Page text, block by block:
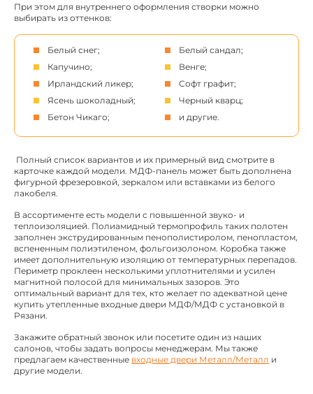
При этом для внутреннего оформления створки можно
выбирать из оттенков:
Белый снег;
Капучино;
Ирландский ликер;
Ясень шоколадный;
Бетон Чикаго;
Белый сандал;
Венге;
Софт графит;
Черный кварц;
и другие.
Полный список вариантов и их примерный вид смотрите в
карточке каждой модели. МДФ-панель может быть дополнена
фигурной фрезеровкой, зеркалом или вставками из белого
лакобеля.
В ассортименте есть модели с повышенной звуко- и
теплоизоляцией. Полиамидный термопрофиль таких полотен
заполнен экструдированным пенополистиролом, пенопластом,
вспененным полиэтиленом, фольгоизолоном. Коробка также
имеет дополнительную изоляцию от температурных перепадов.
Периметр проклеен несколькими уплотнителями и усилен
магнитной полосой для минимальных зазоров. Это
оптимальный вариант для тех, кто желает по адекватной цене
купить утепленные входные двери МДФ/МДФ с установкой в
Рязани.
Закажите обратный звонок или посетите один из наших
салонов, чтобы задать вопросы менеджерам. Мы также
предлагаем качественные входные двери Металл/Металл и
другие модели.